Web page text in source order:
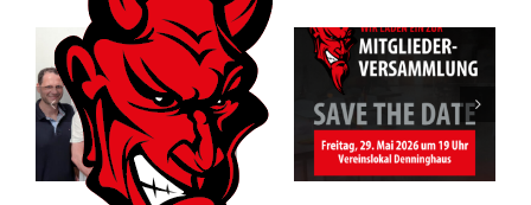
Vorfreude auf
das Jubiläum
des RSV
Altenbögge-
Bönen 1951
e.V.